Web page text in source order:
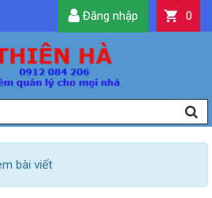
0
Đăng nhập
bài viết